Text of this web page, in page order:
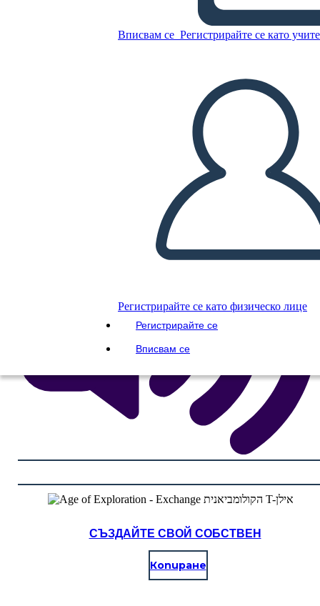
Вписвам се Регистрирайте се като
Регистрирайте се като физическо лице
Регистрирайте се
Вписвам се
Age of Exploration -
Exchange הקולומביאנית T-אילן
Копирайте този Storyboard
СЪЗДАЙТЕ СЦЕНАРИЙ
ПУСКАНЕ НА СЛАЙДШОУ
ЧЕТИ МИ
СЪЗДАЙТЕ СВОЙ СОБСТВЕН
Копиране